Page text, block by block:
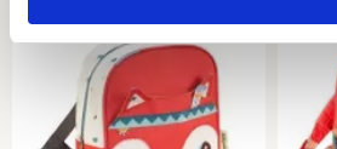
Uma pequena mochila ideal para
levar para o jardim de infância ou
para a creche.
com